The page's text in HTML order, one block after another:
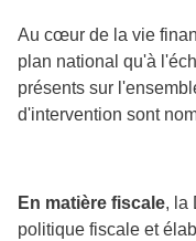
Au cœur de la vie
plan national qu'à
présents sur
d'intervention sont
En matière fiscale, la
politique fiscale et